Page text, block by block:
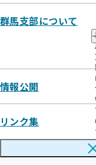
群馬支部について
情報公開
リンク集
令和6年度 第2回
令和06年10月22日開